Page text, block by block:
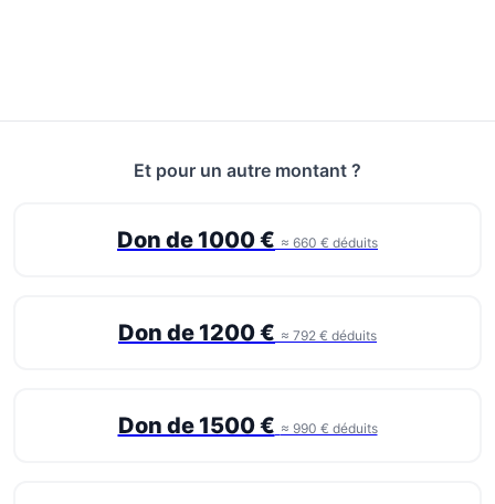
Et pour un autre montant ?
Don de 1000 € ≈ 660 € déduits
Don de 1200 € ≈ 792 € déduits
Don de 1500 € ≈ 990 € déduits